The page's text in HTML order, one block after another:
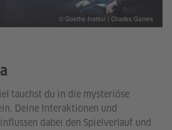
tauchst du in die mysteriöse
Deine Interaktionen und
dabei den Spielverlauf und
© Goethe-Institut | Charles Games